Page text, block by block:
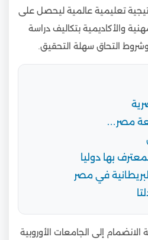
تعليمية عالمية ليحصل على
والأكاديمية بتكاليف دراسة
التحاق سهلة التحقيق.
مصر…
بها دوليا
في مصر
الانضمام إلى الجامعات الأوروبية